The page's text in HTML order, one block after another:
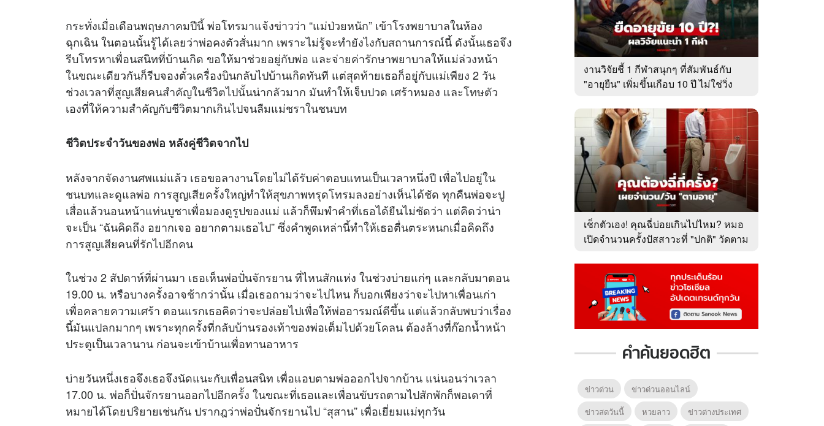
กระทั่งเมื่อเดือนพฤษภาคมปีนี้ พ่อโทรมาแจ้งข่าวว่า “แม่ป่วยหนัก” เข้าโรงพยาบาลในห้อง
ฉุกเฉิน ในตอนนั้นรู้ได้เลยว่าพ่อคงตัวสั่นมาก เพราะไม่รู้จะทำยังไงกับสถานการณ์นี้ ดังนั้นเธอจึง
รีบโทรหาเพื่อนสนิทที่บ้านเกิด ขอให้มาช่วยอยู่กับพ่อ และจ่ายค่ารักษาพยาบาลให้แม่ล่วงหน้า
ในขณะเดียวกันก็รีบจองตั๋วเครื่องบินกลับไปบ้านเกิดทันที แต่สุดท้ายเธอก็อยู่กับแม่เพียง 2 วัน
ช่วงเวลาที่สูญเสียคนสำคัญในชีวิตไปนั้นน่ากลัวมาก มันทำให้เจ็บปวด เศร้าหมอง และโทษตัว
เองที่ให้ความสำคัญกับชีวิตมากเกินไปจนลืมแม่ชราในชนบท
ชีวิตประจำวันของพ่อ หลังคู่ชีวิตจากไป
หลังจากจัดงานศพแม่แล้ว เธอขอลางานโดยไม่ได้รับค่าตอบแทนเป็นเวลาหนึ่งปี เพื่อไปอยู่ใน
ชนบทและดูแลพ่อ การสูญเสียครั้งใหญ่ทำให้สุขภาพทรุดโทรมลงอย่างเห็นได้ชัด ทุกคืนพ่อจะปู
เสื่อแล้วนอนหน้าแท่นบูชาเพื่อมองดูรูปของแม่ แล้วก็พึมพำคำที่เธอได้ยืนไม่ชัดว่า แต่คิดว่าน่า
จะเป็น “ฉันคิดถึง อยากเจอ อยากตามเธอไป” ซึ่งคำพูดเหล่านี้ทำให้เธอตื่นตระหนกเมื่อคิดถึง
การสูญเสียคนที่รักไปอีกคน
ในช่วง 2 สัปดาห์ที่ผ่านมา เธอเห็นพ่อปั่นจักรยาน ที่ไหนสักแห่ง ในช่วงบ่ายแก่ๆ และกลับมาตอน
19.00 น. หรือบางครั้งอาจช้ากว่านั้น เมื่อเธอถามว่าจะไปไหน ก็บอกเพียงว่าจะไปหาเพื่อนเก่า
เพื่อคลายความเศร้า ตอนแรกเธอคิดว่าจะปล่อยไปเพื่อให้พ่ออารมณ์ดีขึ้น แต่แล้วกลับพบว่าเรื่อง
นี้มันแปลกมากๆ เพราะทุกครั้งที่กลับบ้านรองเท้าของพ่อเต็มไปด้วยโคลน ต้องล้างที่ก๊อกน้ำหน้า
ประตูเป็นเวลานาน ก่อนจะเข้าบ้านเพื่อทานอาหาร
บ่ายวันหนึ่งเธอจึงเธอจึงนัดแนะกับเพื่อนสนิท เพื่อแอบตามพ่อออกไปจากบ้าน แน่นอนว่าเวลา
17.00 น. พ่อก็ปั่นจักรยานออกไปอีกครั้ง ในขณะที่เธอและเพื่อนขับรถตามไปสักพักก็พอเดาที่
หมายได้โดยปริยายเช่นกัน ปรากฎว่าพ่อปั่นจักรยานไป “สุสาน” เพื่อเยี่ยมแม่ทุกวัน
งานวิจัยชี้ 1 กีฬาสนุกๆ ที่สัมพันธ์กับ
"อายุยืน" เพิ่มขึ้นเกือบ 10 ปี ไม่ใช่วิ่ง
เช็กตัวเอง! คุณฉี่บ่อยเกินไปไหม? หมอ
เปิดจำนวนครั้งปัสสาวะที่ "ปกติ" วัดตาม
คำค้นยอดฮิต
ข่าวด่วน
ข่าวด่วนออนไลน์
ข่าวสดวันนี้
หวยลาว
ข่าวต่างประเทศ